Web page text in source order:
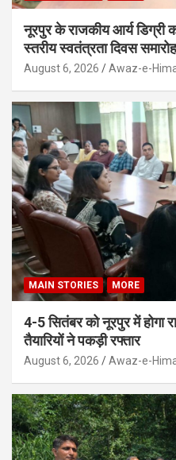
नूरपुर के राजकीय आर्य डिग्री
स्तरीय स्वतंत्रता दिवस समारोह
August 6, 2026 Awaz-e-
MAIN STORIES MORE
4-5 सितंबर को नूरपुर में होगा
तैयारियों ने पकड़ी रफ्तार
August 6, 2026 Awaz-e-